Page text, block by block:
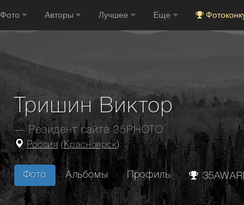
Фото Авторы Лучшее Еще
Тришин Виктор
— Резидент сайта 35PHOTO
Россия (Красноярск)
Фото Альбомы Профиль